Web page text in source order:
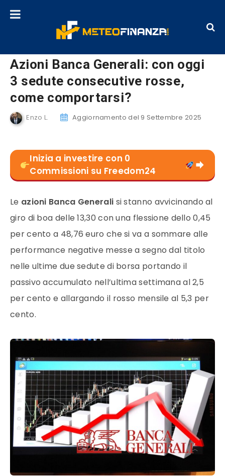
Azioni Banca Generali: con oggi
3 sedute consecutive rosse,
come comportarsi?
Enzo L. Aggiornamento del 9 Settembre 2025
Inizia a investire con 0
Commissioni su Freedom24
Le azioni Banca Generali si stanno avvicinando al
giro di boa delle 13,30 con una flessione dello 0,45
per cento a 48,76 euro che si va a sommare alle
performance negative messe a segno dal titolo
nelle ultime due sedute di borsa portando il
passivo accumulato nell’ultima settimana al 2,5
per cento e allargando il rosso mensile al 5,3 per
cento.